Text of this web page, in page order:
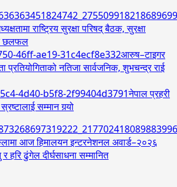
राष्ट्रिय सुरक्षा परिषद् बैठक, सुरक्षा
छलफल
आरुष–टाइगर
प्रतियोगिताको नतिजा सार्वजनिक, शुभचन्द्र राई
नेपाल प्रहरी
सम्मान गर्‍यो
आज हिमालयन इन्टरनेशनल अवार्ड–२०२६
हरि ढुंगेल दीर्घसाधना सम्मानित